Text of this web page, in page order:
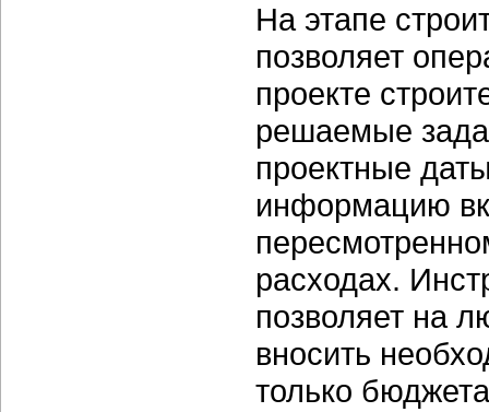
На этапе
позволяет
проекте
решаемые
проектные
информацию
расходах.
позволяет на
вносить
только